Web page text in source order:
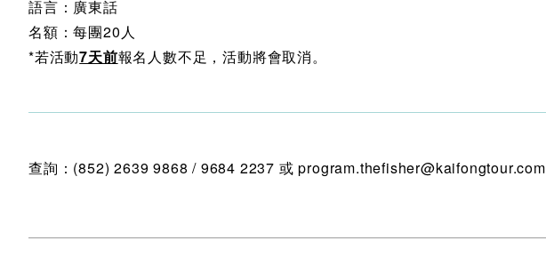
語言：廣東話
名額：每團20人
*若活動7天前報名人數不足，活動將會取消。
查詢：(852) 2639 9868 / 9684 2237 或 program.thefisher@kaifongtour.com